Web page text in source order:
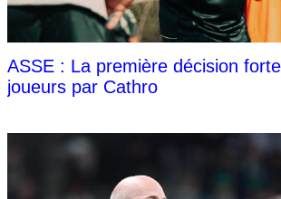
ASSE : La première décision
joueurs par Cathro